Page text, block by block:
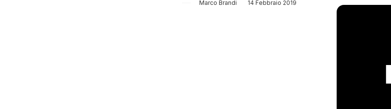
Marco Brandi
14 Febbraio 2019